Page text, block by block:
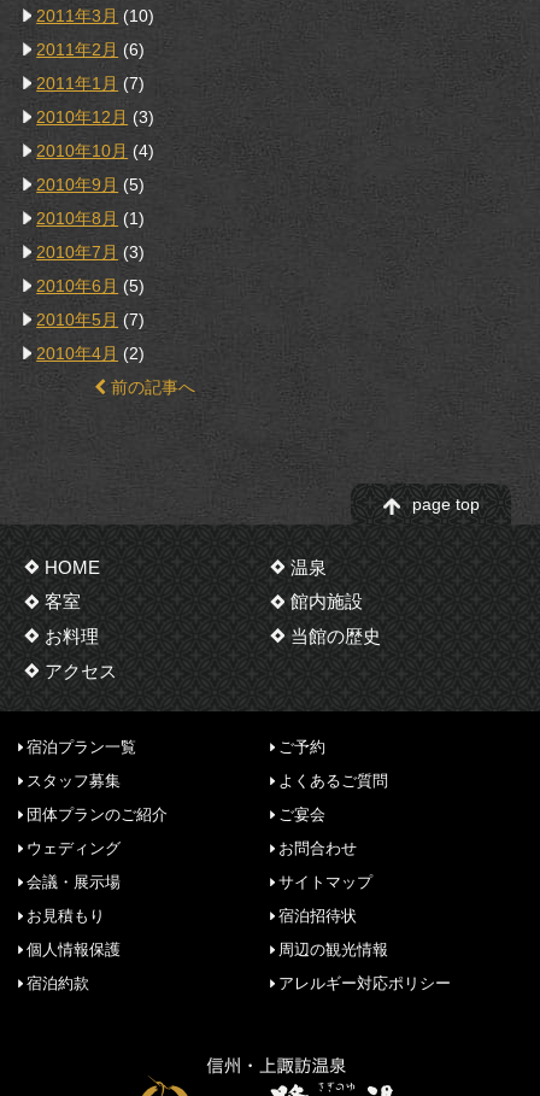
2011年3月 (10)
2011年2月 (6)
2011年1月 (7)
2010年12月 (3)
2010年10月 (4)
2010年9月 (5)
2010年8月 (1)
2010年7月 (3)
2010年6月 (5)
2010年5月 (7)
2010年4月 (2)
前の記事へ
page top
HOME
温泉
客室
館内施設
お料理
当館の歴史
アクセス
宿泊プラン一覧
ご予約
スタッフ募集
よくあるご質問
団体プランのご紹介
ご宴会
ウェディング
お問合わせ
会議・展示場
サイトマップ
お見積もり
宿泊招待状
個人情報保護
周辺の観光情報
宿泊約款
アレルギー対応ポリシー